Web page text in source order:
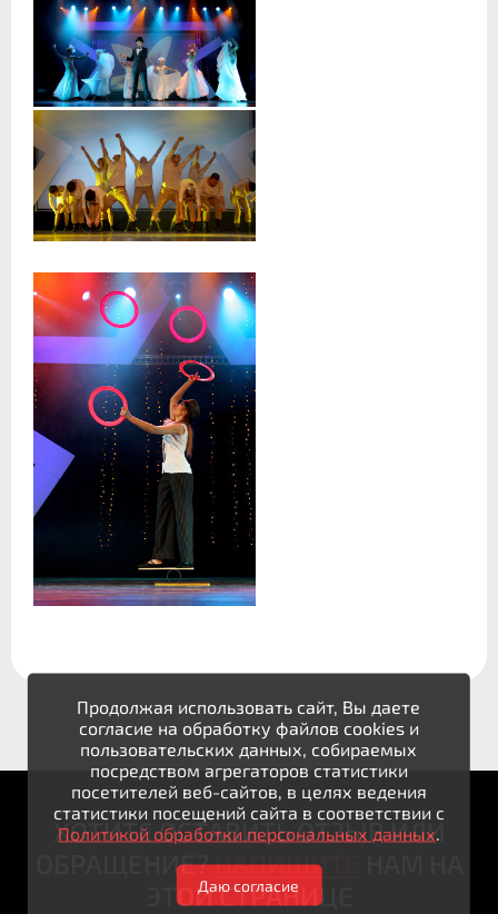
ХОТИТЕ ОСТАВИТЬ ОТЗЫВ ИЛИ
ОБРАЩЕНИЕ?НАПИШИТЕ
ЭТОЙ СТРАНИЦЕ
Продолжая использовать сайт, Вы даете
согласие на обработку файлов cookies и
пользовательских данных, собираемых
посредством агрегаторов статистики
посетителей веб-сайтов, в целях ведения
статистики посещений сайта в соответствии с
Политикой обработки персональных данных
Даю согласие